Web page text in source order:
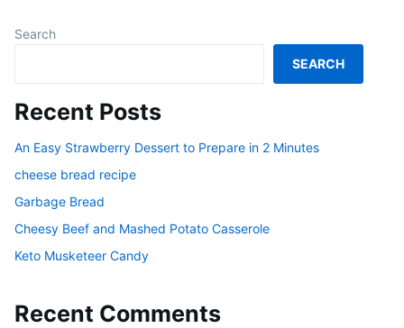
Search
SEARCH
Recent Posts
An Easy Strawberry Dessert to Prepare in 2 Minutes
cheese bread recipe
Garbage Bread
Cheesy Beef and Mashed Potato Casserole
Keto Musketeer Candy
Recent Comments